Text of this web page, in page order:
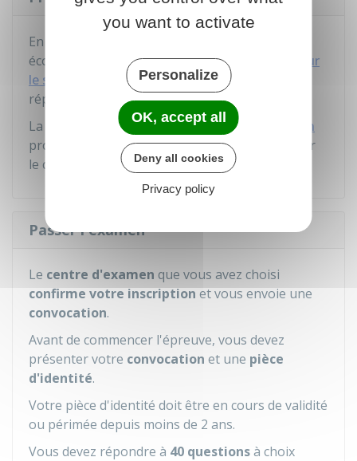
En plus de la formation proposée par l'auto-
école, vous pouveztester vos connaissances sur
le site de la sécurité routièreen essayant de
répondre à 24 questions.
La
chaîne YouTube Mon auto-école à la maison
propose des épisodes thématiques pour réviser
le code.
Passer l'examen
Le centre d'examen que vous avez choisi
confirme votre inscriptionet vous envoie une
convocation.
Avant de commencer l'épreuve, vous devez
présenter votre convocation et une pièce
d'identité.
Votre pièce d'identité doit être en cours de validité
ou périmée depuis moins de 2 ans.
Vous devez répondre à 40 questionsà choix
you want to activate
Personalize
OK, accept all
Deny all cookies
Privacy policy